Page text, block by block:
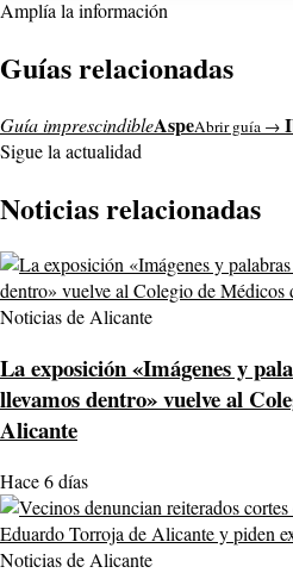
Amplía la información
Guías relacionadas
Guía imprescindibleAspeAbrir guía →
Sigue la actualidad
Noticias relacionadas
Noticias de Alicante
La exposición «Imágenes y
llevamos dentro» vuelve al
Alicante
Hace 6 días
Noticias de Alicante